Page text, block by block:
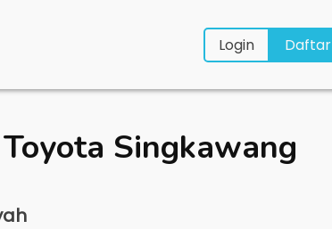
Login Daftar
Toyota Singkawang